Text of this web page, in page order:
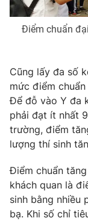
Video
VTV Sức khoẻ
Thị trường 24h
VTV4
VTV9
Điểm chuẩn
Cũng lấy đa số
mức điểm
Để đỗ vào Y đa
phải đạt ít nhất
trường, điểm
lượng thí sinh
Điểm chuẩn
khách quan là
sinh bằng nhiều
bạ. Khi số chỉ